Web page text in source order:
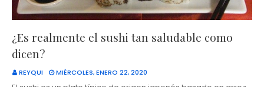
¿Es realmente el sushi tan saludable como
dicen?
REYQUI MIÉRCOLES, ENERO 22, 2020